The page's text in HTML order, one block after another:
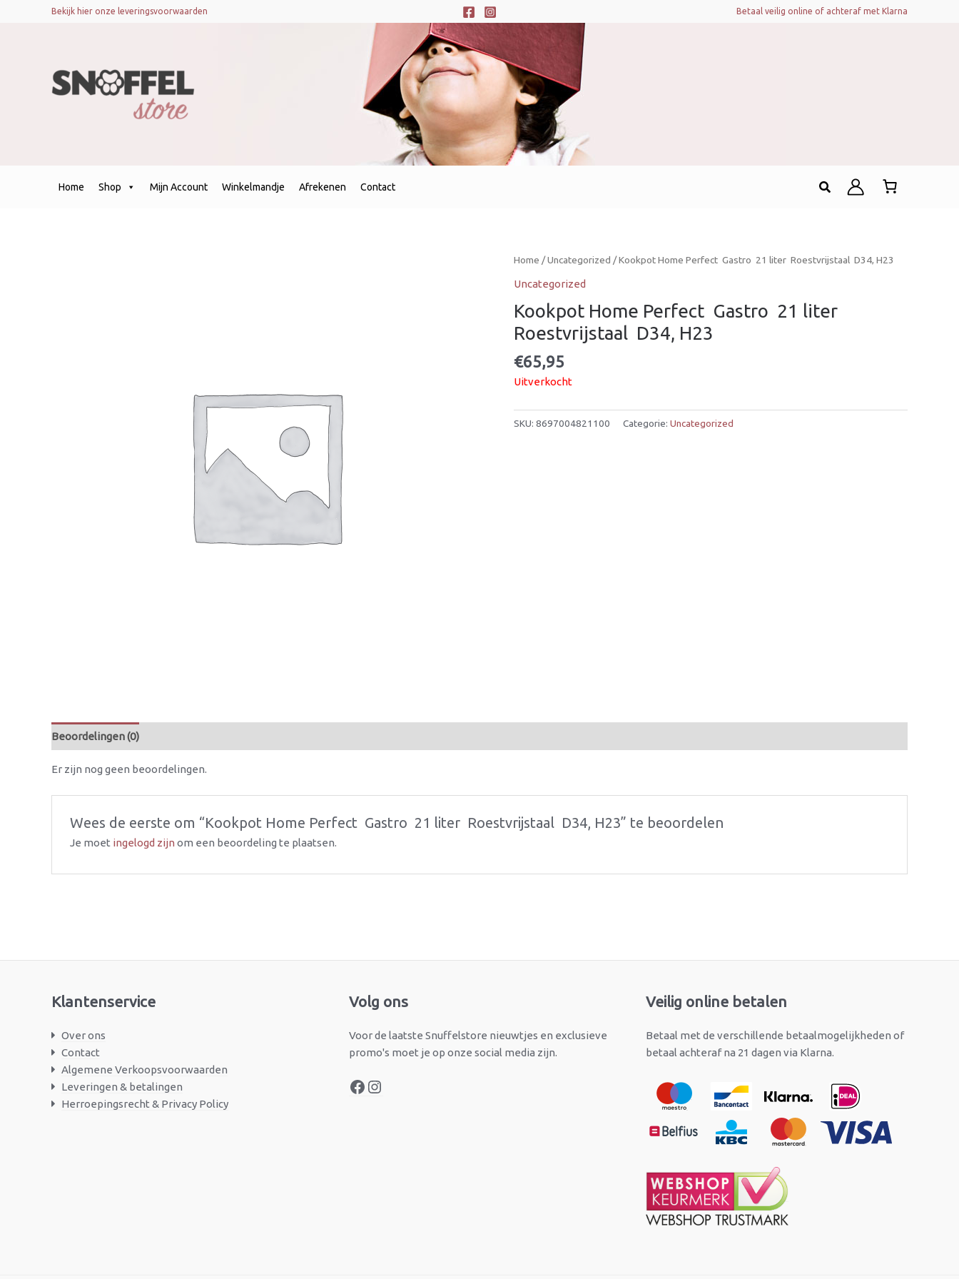
Bekijk hier onze leveringsvoorwaarden Betaal veilig online of achteraf met Klarna
Home Shop Mijn Account Winkelmandje Afrekenen Contact Zoeken
Home /Uncategorized / Kookpot Home Perfect  Gastro  21 liter  Roestvrijstaal  D34, H23
Uncategorized
Kookpot Home Perfect  Gastro  21 liter 
Roestvrijstaal  D34, H23
€65,95
Uitverkocht
SKU: 8697004821100 Categorie: Uncategorized
Beoordelingen (0)
Er zijn nog geen beoordelingen.
Wees de eerste om “Kookpot Home Perfect  Gastro  21 liter  Roestvrijstaal  D34, H23” te beoordelen
Je moet ingelogd zijn om een beoordeling te plaatsen.
Klantenservice
Over ons
Contact
Algemene Verkoopsvoorwaarden
Leveringen & betalingen
Herroepingsrecht & Privacy Policy
Volg ons
Voor de laatste Snuffelstore nieuwtjes en exclusieve
promo's moet je op onze social media zijn.
Facebook
Instagram Veilig online betalen
Betaal met de verschillende betaalmogelijkheden of
betaal achteraf na 21 dagen via Klarna.